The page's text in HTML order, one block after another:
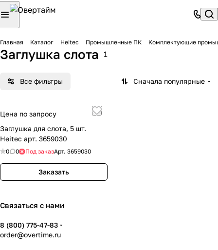
Главная Каталог Heitec Промышленные ПК Комплектующие
Заглушка слота 1
Все фильтры Сначала популярные
Цена по запросу
Заглушка для слота, 5 шт.
Heitec арт. 3659030
0 0 Под заказАрт. 3659030
Заказать
Связаться с нами
8 (800) 775-47-83
order@overtime.ru